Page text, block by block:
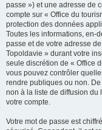
passe ») et une adresse de
compte sur « Office du
protection des données
Toutes les informations, en-
passe et de votre adresse
Topoldavie » durant votre
seule discrétion de « Office
vous pouvez contrôler
rendre publiques ou non.
non à la liste de diffusion
votre compte.
Votre mot de passe est